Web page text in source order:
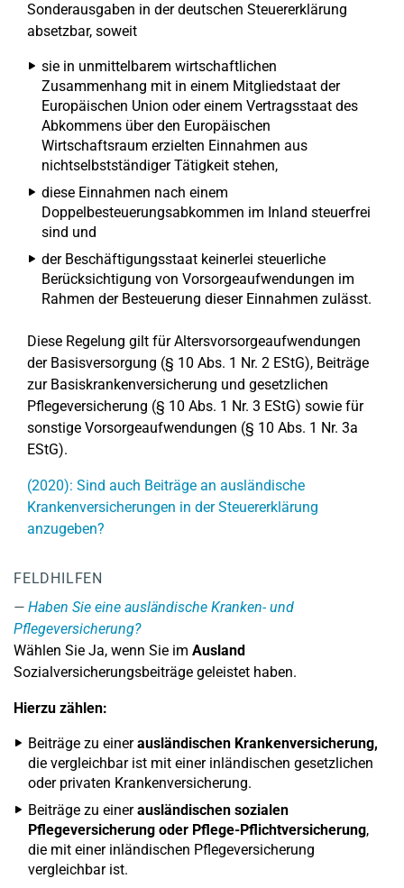
Sonderausgaben in der deutschen Steuererklärung
absetzbar, soweit
sie in unmittelbarem wirtschaftlichen
Zusammenhang mit in einem Mitgliedstaat der
Europäischen Union oder einem Vertragsstaat des
Abkommens über den Europäischen
Wirtschaftsraum erzielten Einnahmen aus
nichtselbstständiger Tätigkeit stehen,
diese Einnahmen nach einem
Doppelbesteuerungsabkommen im Inland steuerfrei
sind und
der Beschäftigungsstaat keinerlei steuerliche
Berücksichtigung von Vorsorgeaufwendungen im
Rahmen der Besteuerung dieser Einnahmen zulässt.
Diese Regelung gilt für Altersvorsorgeaufwendungen
der Basisversorgung (§ 10 Abs. 1 Nr. 2 EStG), Beiträge
zur Basiskrankenversicherung und gesetzlichen
Pflegeversicherung (§ 10 Abs. 1 Nr. 3 EStG) sowie für
sonstige Vorsorgeaufwendungen (§ 10 Abs. 1 Nr. 3a
EStG).
(2020): Sind auch Beiträge an ausländische
Krankenversicherungen in der Steuererklärung
anzugeben?
FELDHILFEN
Haben Sie eine ausländische Kranken- und
Pflegeversicherung?
Wählen Sie Ja, wenn Sie im Ausland
Sozialversicherungsbeiträge geleistet haben.
Hierzu zählen:
Beiträge zu einerausländischen Krankenversicherung,
die vergleichbar ist mit einer inländischen gesetzlichen
oder privaten Krankenversicherung.
Beiträge zu einerausländischen sozialen
Pflegeversicherung oder Pflege-Pflichtversicherung,
die mit einer inländischen Pflegeversicherung
vergleichbar ist.